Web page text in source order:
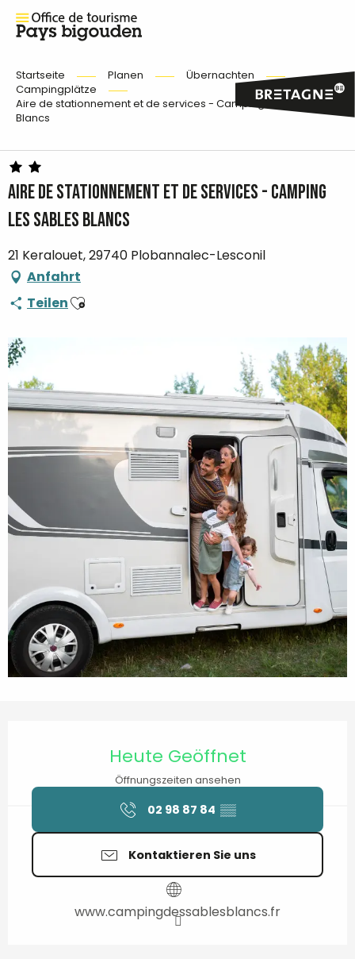
Startseite Planen
Übernachten
Campingplätze
Aire de stationnement et de services - Camping Les Sables
Blancs
Aire de stationnement et de services - Camping
Les Sables Blancs
21 Keralouet, 29740 Plobannalec-Lesconil
Anfahrt
TeilenAjouter aux favoris
Heute Geöffnet
Öffnungszeiten ansehen
02 98 87 84 ▒▒
Kontaktieren Sie uns
www.campingdessablesblancs.fr